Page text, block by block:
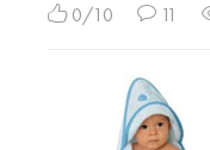
0/10 11